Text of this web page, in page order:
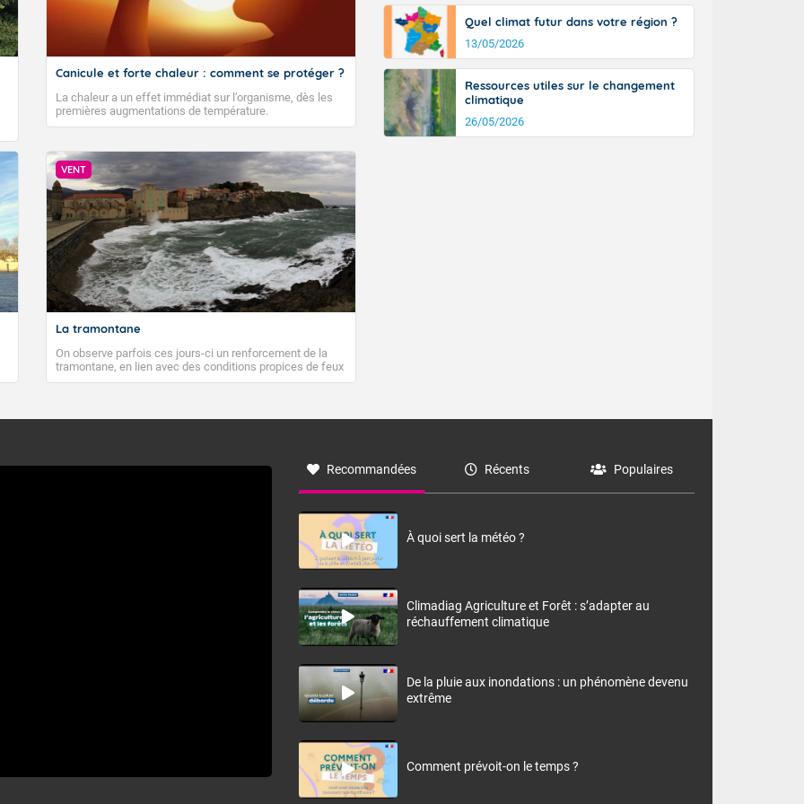
Canicule et forte chaleur : comment se protéger ?
La chaleur a un effet immédiat sur l’organisme, dès les
premières augmentations de température.
VENT
La tramontane
On observe parfois ces jours-ci un renforcement de la
tramontane, en lien avec des conditions propices de feux
de forêt. Mais qu'est-ce que la tramontane ? Quelles sont
à nord-ouest, dans un secteur qui part du Roussillon à la
monts, en allusion aux régions montagneuses d’où
Quel climat futur dans votre région ?
13/05/2026
Ressources utiles sur le changement
climatique
26/05/2026
Recommandées Récents Populaires
À quoi sert la météo ?
Climadiag Agriculture et Forêt : s’adapter au
réchauffement climatique
De la pluie aux inondations : un phénomène devenu
extrême
Comment prévoit-on le temps ?